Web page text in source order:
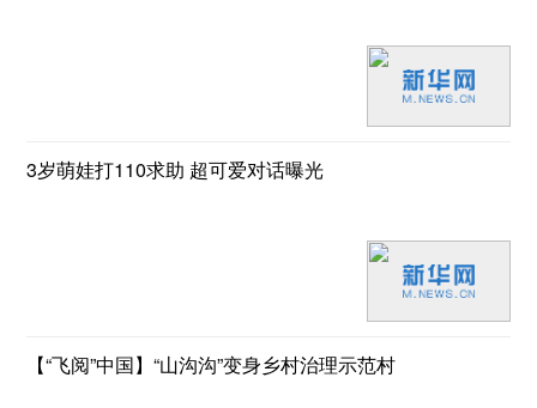
3岁萌娃打110求助 超可爱对话曝光
【“飞阅”中国】“山沟沟”变身乡村治理示范村